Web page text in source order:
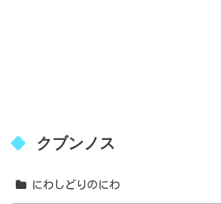
クブンノス
にわしどりのにわ